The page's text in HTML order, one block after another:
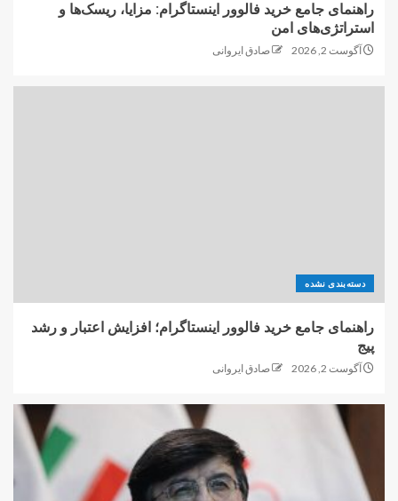
راهنمای جامع خرید فالوور اینستاگرام: مزایا، ریسک‌ها و
استراتژی‌های امن
آگوست 2, 2026 صادق ایروانی
دسته‌بندی نشده
راهنمای جامع خرید فالوور اینستاگرام؛ افزایش اعتبار و رشد
پیج
آگوست 2, 2026 صادق ایروانی